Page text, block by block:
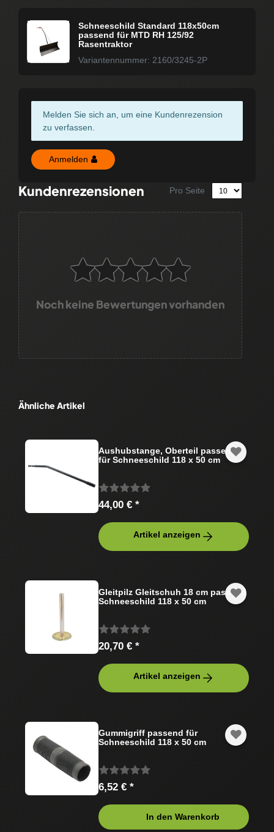
Schneeschild Standard 118x50cm
passend für MTD RH 125/92
Rasentraktor
Variantennummer: 2160/3245-2P
Melden Sie sich an, um eine Kundenrezension
zu verfassen.
Anmelden
Kundenrezensionen Pro Seite
Noch keine Bewertungen vorhanden
Ähnliche Artikel
Aushubstange, Oberteil passend
für Schneeschild 118 x 50 cm
44,00 € *
Artikel anzeigen
Gleitpilz Gleitschuh 18 cm passend
Schneeschild 118 x 50 cm
20,70 € *
Artikel anzeigen
Gummigriff passend für
Schneeschild 118 x 50 cm
6,52 € *
In den Warenkorb